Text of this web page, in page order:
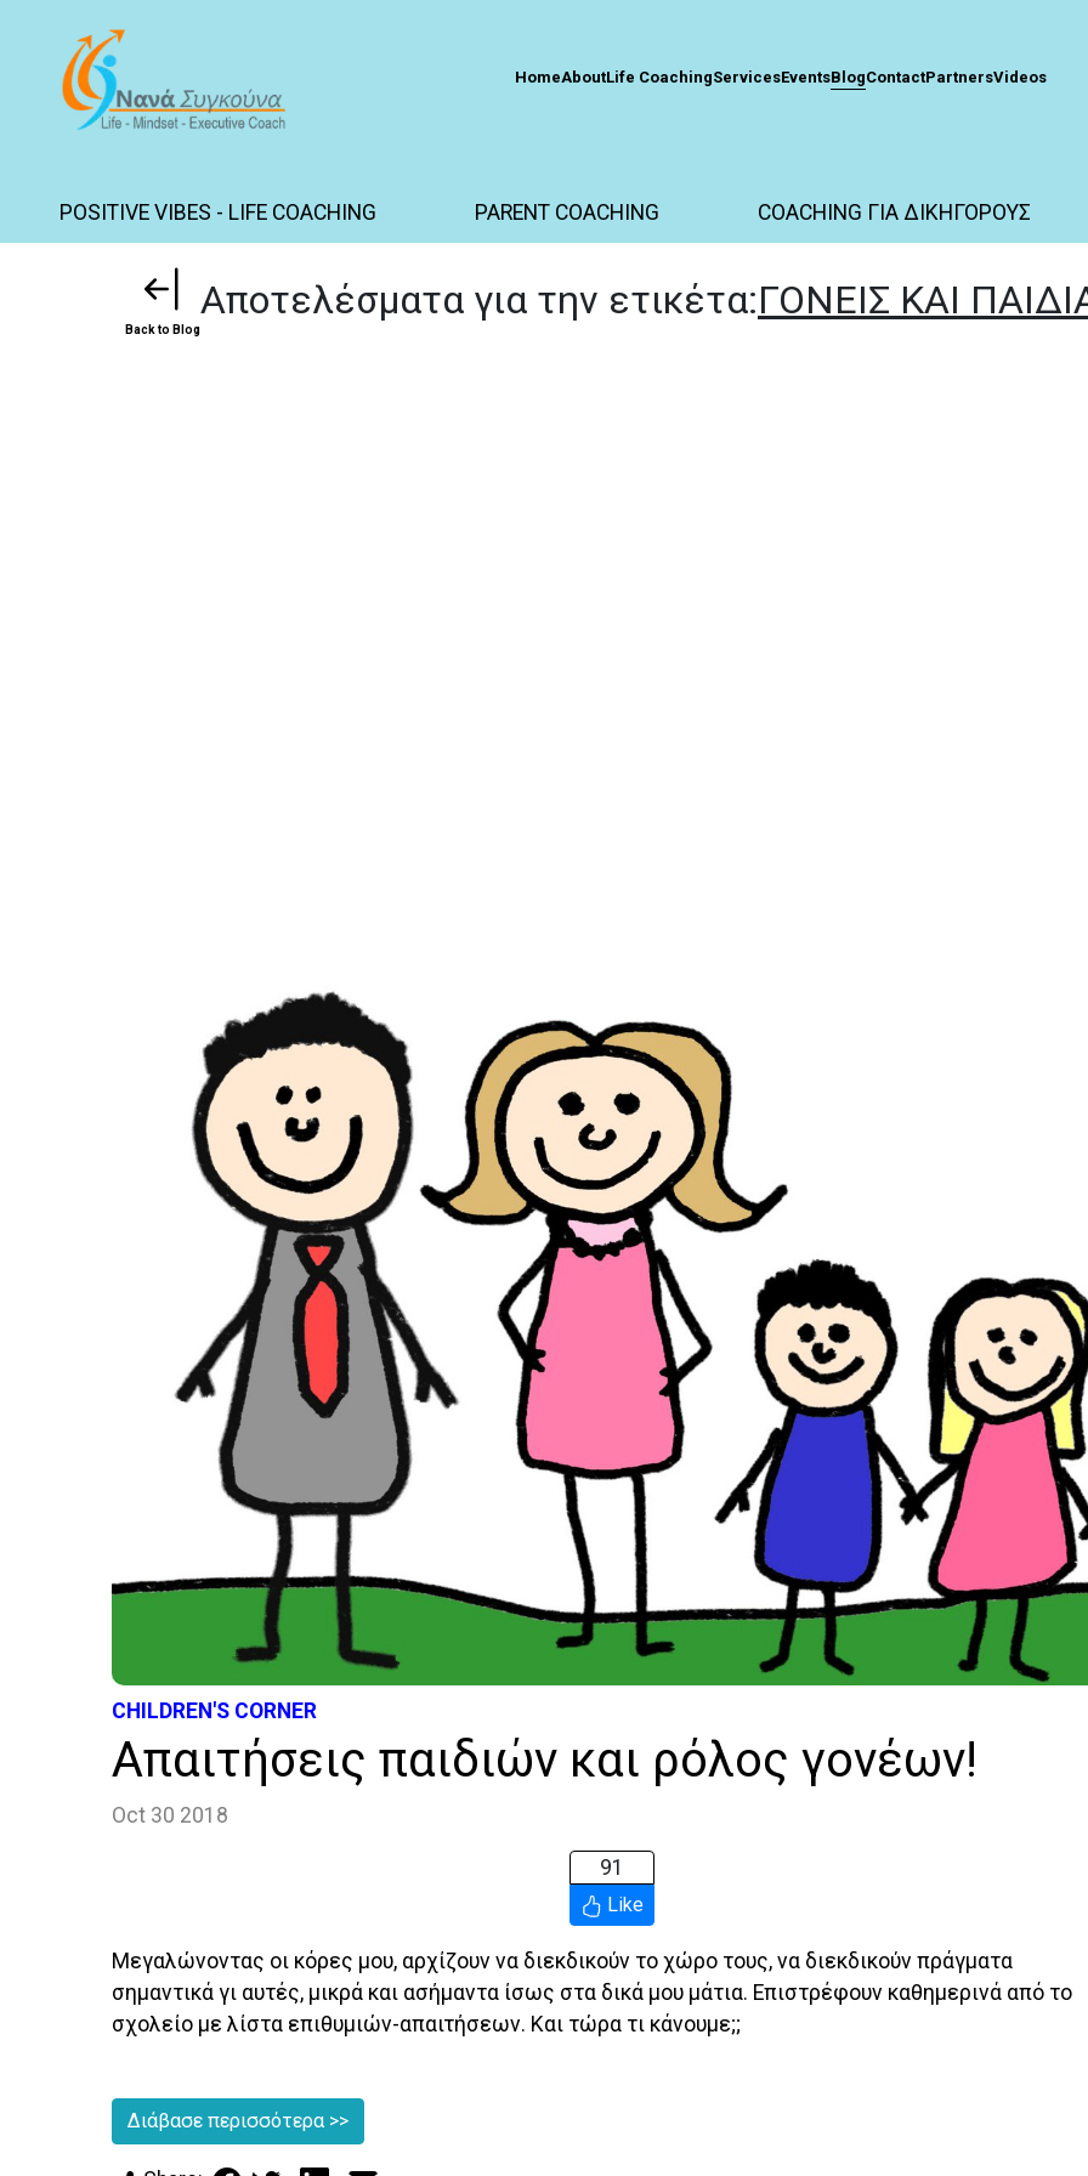
HomeAboutLife CoachingServicesEventsBlogContactPartnersVideos
POSITIVE VIBES - LIFE COACHING PARENT COACHING COACHING ΓΙΑ ΔΙΚΗΓΟΡΟΥΣ
Back to Blog
Αποτελέσματα για την ετικέτα:ΓΟΝΕΙΣ ΚΑΙ
CHILDREN'S CORNER
Απαιτήσεις παιδιών και ρόλος γονέων!
Oct 30 2018
91
Like
Μεγαλώνοντας οι κόρες μου, αρχίζουν να διεκδικούν το χώρο τους, να διεκδικούν πράγματα
σημαντικά γι αυτές, μικρά και ασήμαντα ίσως στα δικά μου μάτια. Επιστρέφουν καθημερινά από το
σχολείο με λίστα επιθυμιών-απαιτήσεων. Και τώρα τι κάνουμε;;
Διάβασε περισσότερα >>